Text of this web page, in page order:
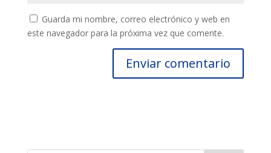
Guarda mi nombre, correo electrónico y web en
este navegador para la próxima vez que comente.